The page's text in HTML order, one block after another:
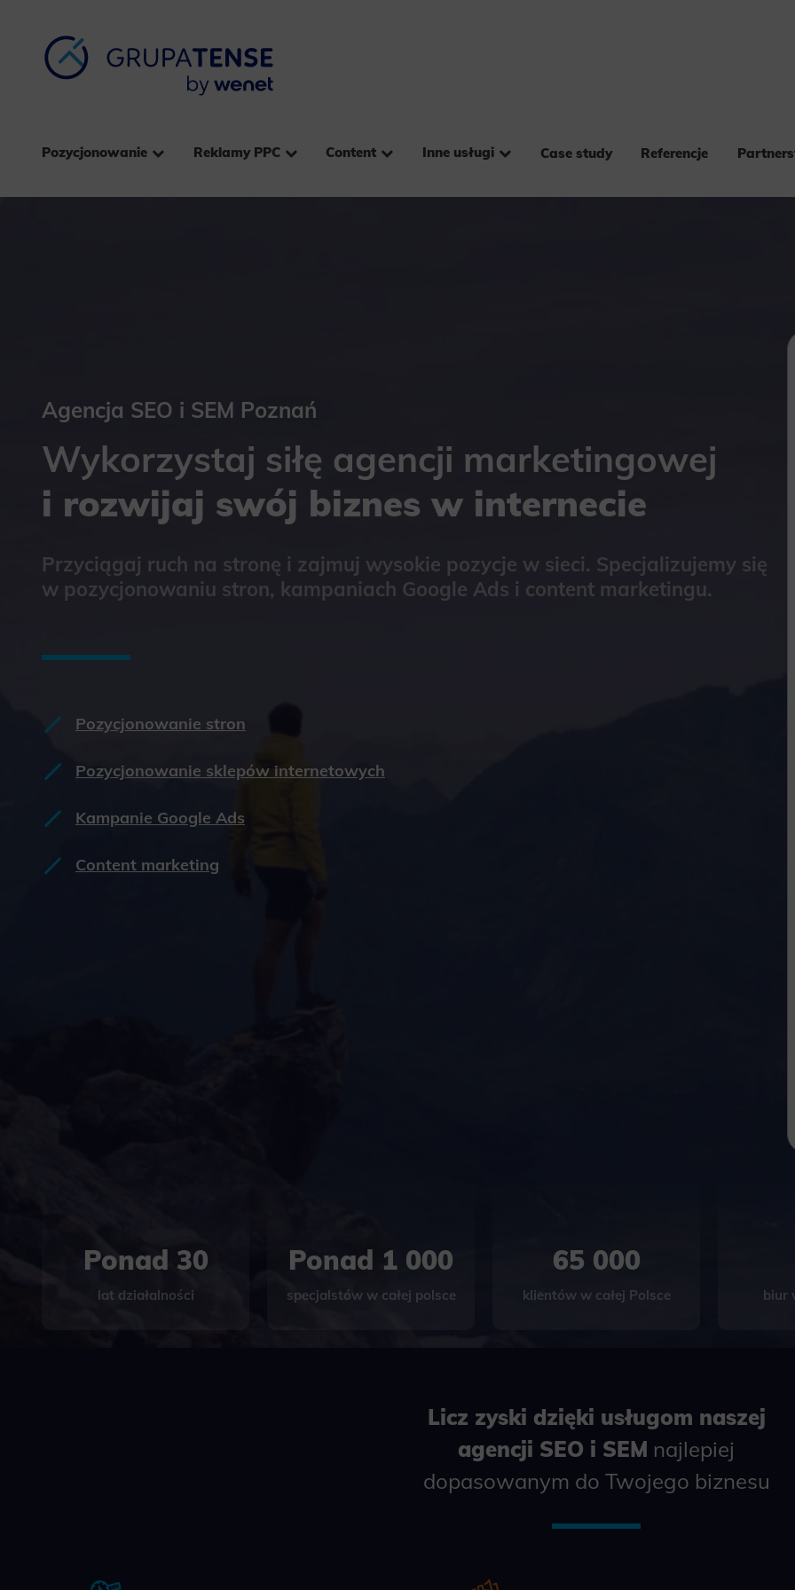
Pozycjonowanie Reklamy PPC Content Inne usługi Case study Referencje
Agencja SEO i SEM Poznań
Wykorzystaj siłę agencji marketingowej
i rozwijaj swój biznes w internecie
Przyciągaj ruch na stronę i zajmuj wysokie pozycje w sieci. Specjalizujemy się
w pozycjonowaniu stron, kampaniach Google Ads i content marketingu.
Pozycjonowanie stron
Pozycjonowanie sklepów internetowych
Kampanie Google Ads
Content marketing
Ponad 30
lat działalności
Ponad 1 000
specjalstów w całej polsce
65 000
klientów w całej Polsce biur
Licz zyski dzięki usługom naszej
agencji SEO i SEM najlepiej
dopasowanym do Twojego biznesu